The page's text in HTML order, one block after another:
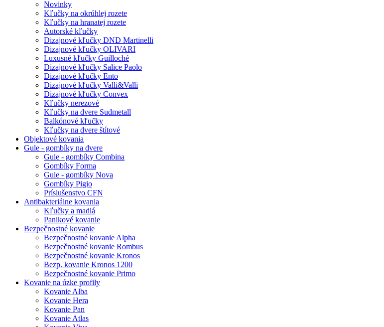
Novinky
Kľučky na okrúhlej rozete
Kľučky na hranatej rozete
Autorské kľučky
Dizajnové kľučky DND Martinelli
Dizajnové kľučky OLIVARI
Luxusné kľučky Guilloché
Dizajnové kľučky Salice Paolo
Dizajnové kľučky Ento
Dizajnové kľučky Valli&Valli
Dizajnové kľučky Convex
Kľučky nerezové
Kľučky na dvere Sudmetall
Balkónové kľučky
Kľučky na dvere štítové
Objektové kovania
Gule - gombíky na dvere
Gule - gombíky Combina
Gombíky Forma
Gule - gombíky Nova
Gombíky Pigio
Príslušenstvo CFN
Antibakteriálne kovania
Kľučky a madlá
Panikové kovanie
Bezpečnostné kovanie
Bezpečnostné kovanie Alpha
Bezpečnostné kovanie Rombus
Bezpečnostné kovanie Kronos
Bezp. kovanie Kronos 1200
Bezpečnostné kovanie Primo
Kovanie na úzke profily
Kovanie Alba
Kovanie Hera
Kovanie Pan
Kovanie Atlas